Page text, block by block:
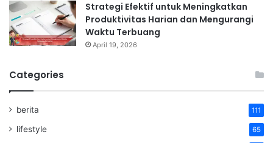
Strategi Efektif untuk Meningkatkan
Produktivitas Harian dan Mengurangi
Waktu Terbuang
April 19, 2026
Categories
berita 111
lifestyle 65